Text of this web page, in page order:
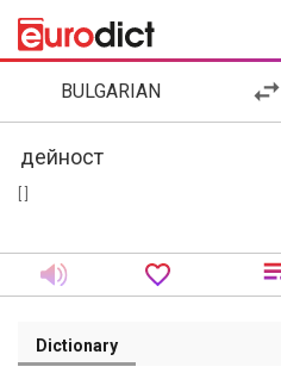
BULGARIAN
Dictionary